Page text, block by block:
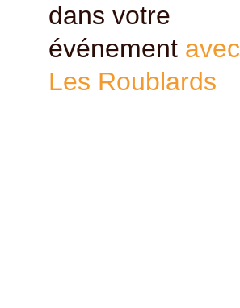
dans votre
événement avec
Les Roublards